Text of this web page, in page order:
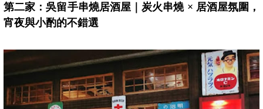
第二家：吳留手串燒居酒屋｜炭火串燒 × 居酒屋氛圍，
宵夜與小酌的不錯選